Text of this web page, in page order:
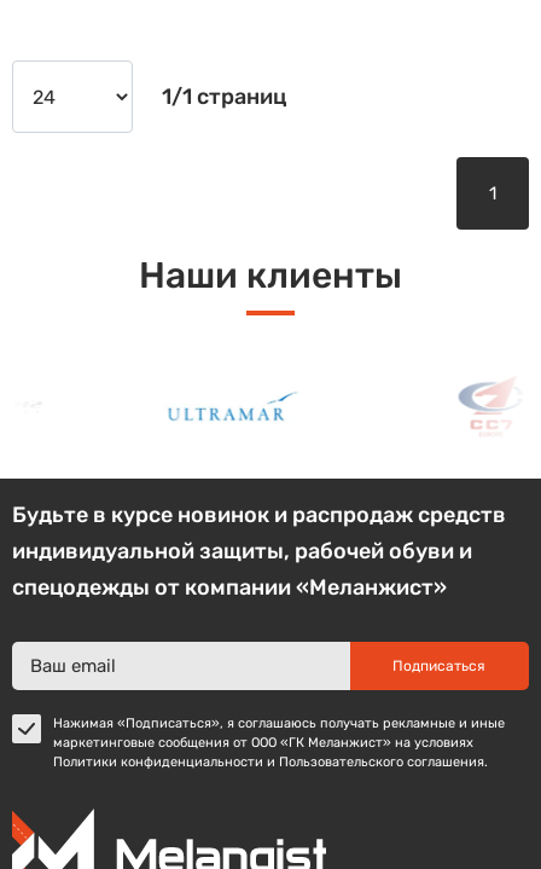
1/1 страниц
1
Наши клиенты
Будьте в курсе новинок и распродаж средств
индивидуальной защиты, рабочей обуви и
спецодежды от компании «Меланжист»
Подписаться
Нажимая «Подписаться», я соглашаюсь получать рекламные и иные
маркетинговые сообщения от ООО «ГК Меланжист» на условиях
Политики конфиденциальности и Пользовательского соглашения.